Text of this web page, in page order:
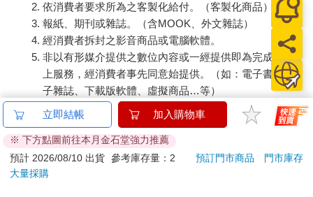
〈冬至〉
年年至日長為客，忽忽窮愁泥殺人。
江上形容吾獨老，天邊風俗自相親。
杖藜雪後臨丹壑，鳴玉朝來散紫宸。
心折此時無一寸，路迷何處見三秦。
南宋的范成大也作過一首關於冬至的詞，則描寫了當時人們慶祝
冬至的情形。
寒谷春生，熏葉氣、玉筒吹谷。新陽後、便占新歲，吉雲清穆。
休把心情關藥裹，但逢節序添詩軸。笑強顏、風物豈非痴，終非
依消費者要求所為之客製化給付。（客製化商品）
報紙、期刊或雜誌。（含MOOK、外文雜誌）
經消費者拆封之影音商品或電腦軟體。
非以有形媒介提供之數位內容或一經提供即為完成之線
上服務，經消費者事先同意始提供。（如：電子書、電
子雜誌、下載版軟體、虛擬商品…等）
已拆封之個人衛生用品。（如：內衣褲、刮鬍刀、除毛
若非上列種類商品，均享有到貨7天的猶豫期（含例假
日）。
辦理退換貨時，商品（組合商品恕無法接受單獨退貨）必須
立即結帳 加入購物車
※ 下方點圖前往本月金石堂強力推薦
預計 2026/08/10 出貨 參考庫存量：2 預訂門市商品
門市庫存
大量採購